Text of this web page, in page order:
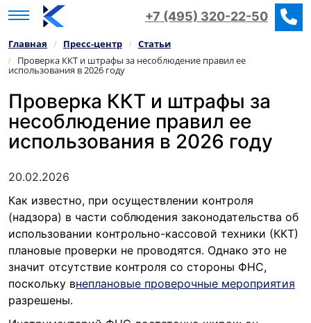
+7 (495) 320-22-50
Главная / Пресс‑центр / Статьи
/ Проверка ККТ и штрафы за несоблюдение правил ее
использования в 2026 году
Проверка ККТ и штрафы за
несоблюдение правил ее
использования в 2026 году
20.02.2026
Как известно, при осуществлении контроля
(надзора) в части соблюдения законодательства об
использовании контрольно-кассовой техники (ККТ)
плановые проверки не проводятся. Однако это не
значит отсутствие контроля со стороны ФНС,
поскольку внеплановые проверочные мероприятия
разрешены.